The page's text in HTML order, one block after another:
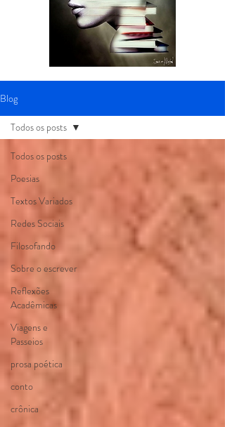
Blog
Todos os posts
Poesias
Textos Variados
Redes Sociais
Filosofando
Sobre o escrever
Reflexões
Acadêmicas
Viagens e
Passeios
prosa poética
conto
crônica
Todos os posts